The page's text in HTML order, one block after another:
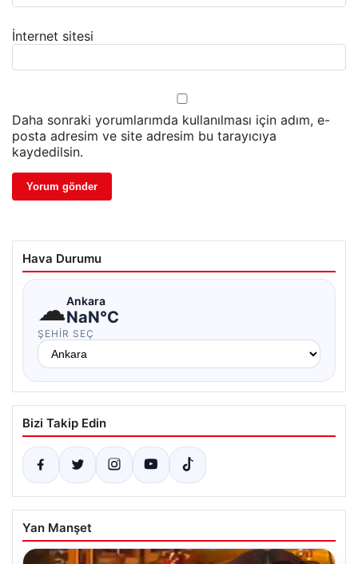
İnternet sitesi
Daha sonraki yorumlarımda kullanılması için adım, e-
posta adresim ve site adresim bu tarayıcıya
kaydedilsin.
Hava Durumu
☁Ankara
NaN°C
ŞEHIR SEÇ
Bizi Takip Edin
Yan Manşet